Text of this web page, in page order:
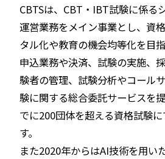
CBTSは、CBT・IBT試験に係る
運営業務をメイン事業とし、資
タル化や教育の機会均等化を目
申込業務や決済、試験の実施、
験者の管理、試験分析やコール
験に関する総合委託サービスを
でに200団体を超える資格試験
す。
また2020年からはAI技術を用い